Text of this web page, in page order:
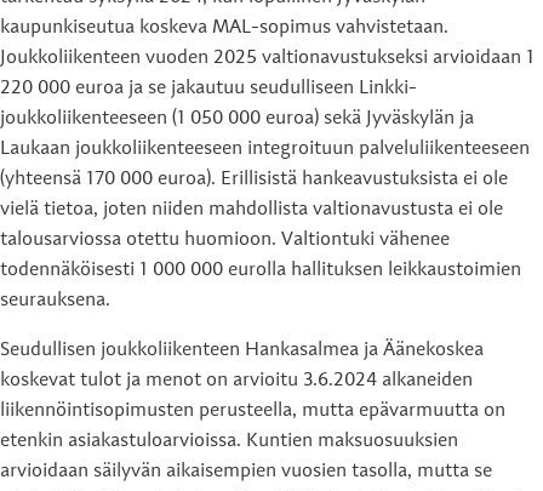
kaupunkiseutua koskeva MAL-sopimus vahvistetaan.
Joukkoliikenteen vuoden 2025 valtionavustukseksi arvioidaan 1
220 000 euroa ja se jakautuu seudulliseen Linkki-
joukkoliikenteeseen (1 050 000 euroa) sekä Jyväskylän ja
Laukaan joukkoliikenteeseen integroituun palveluliikenteeseen
(yhteensä 170 000 euroa). Erillisistä hankeavustuksista ei ole
vielä tietoa, joten niiden mahdollista valtionavustusta ei ole
talousarviossa otettu huomioon. Valtiontuki vähenee
todennäköisesti 1 000 000 eurolla hallituksen leikkaustoimien
seurauksena.
Seudullisen joukkoliikenteen Hankasalmea ja Äänekoskea
koskevat tulot ja menot on arvioitu 3.6.2024 alkaneiden
liikennöintisopimusten perusteella, mutta epävarmuutta on
etenkin asiakastuloarvioissa. Kuntien maksuosuuksien
arvioidaan säilyvän aikaisempien vuosien tasolla, mutta se